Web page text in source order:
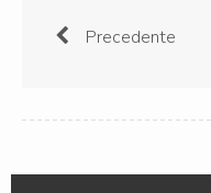
Precedente